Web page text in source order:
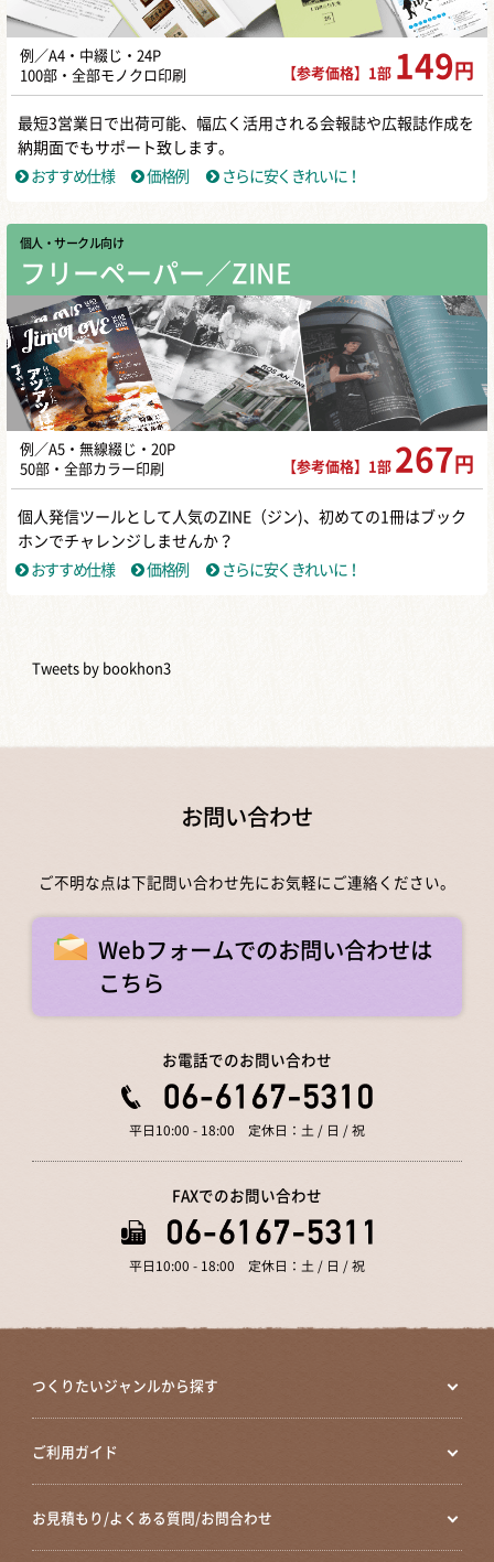
例／A4・中綴じ・24P
100部・全部モノクロ印刷
【参考価格】1部 149 円
最短3営業日で出荷可能、幅広く活用される会報誌や広報誌作成を
納期面でもサポート致します。
おすすめ仕様
価格例 さらに安くきれいに！
個人・サークル向け
フリーペーパー／ZINE
例／A5・無線綴じ・20P
50部・全部カラー印刷
【参考価格】1部 267 円
個人発信ツールとして人気のZINE（ジン)、初めての1冊はブック
ホンでチャレンジしませんか？
おすすめ仕様
価格例 さらに安くきれいに！
Tweets by bookhon3
お問い合わせ
ご不明な点は下記問い合わせ先にお気軽にご連絡ください。
Webフォームでのお問い合わせは
こちら
お電話でのお問い合わせ
平日10:00 - 18:00 定休日：土 / 日 / 祝
FAXでのお問い合わせ
平日10:00 - 18:00 定休日：土 / 日 / 祝
つくりたいジャンルから探す
ご利用ガイド
お見積もり/よくある質問/お問合わせ